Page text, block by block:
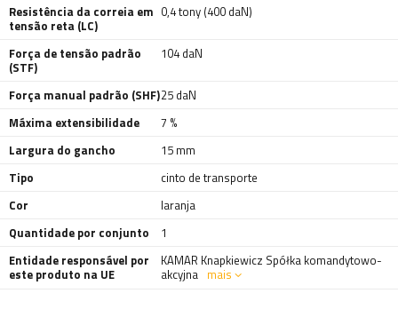
Resistência da correia em
tensão reta (LC)
0,4 tony (400 daN)
Força de tensão padrão
(STF)
104 daN
Força manual padrão (SHF)25 daN
Máxima extensibilidade
7 %
Largura do gancho
15 mm
Tipo
cinto de transporte
Cor
laranja
Quantidade por conjunto
1
Entidade responsável por
este produto na UE
KAMAR Knapkiewicz Spółka komandytowo-
akcyjna mais